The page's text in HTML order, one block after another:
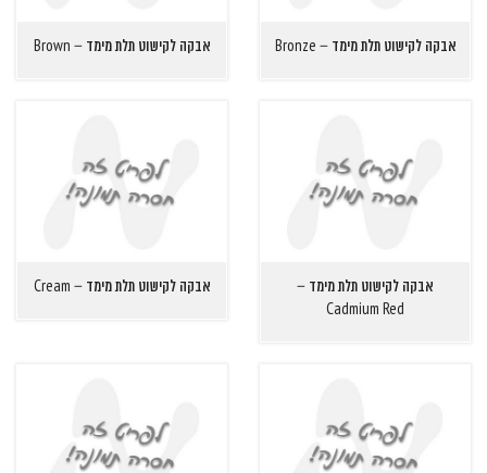
אבקה לקישוט תלת מימד – Bronze אבקה לקישוט תלת מימד – Brown
אבקה לקישוט תלת מימד –
Cadmium Red
אבקה לקישוט תלת מימד – Cream